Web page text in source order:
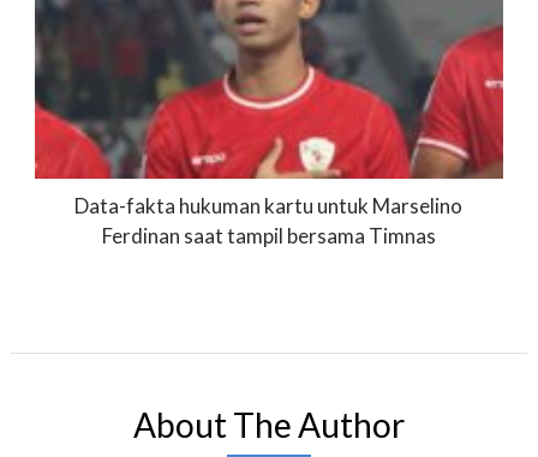
Data-fakta hukuman kartu untuk Marselino
Ferdinan saat tampil bersama Timnas
About The Author